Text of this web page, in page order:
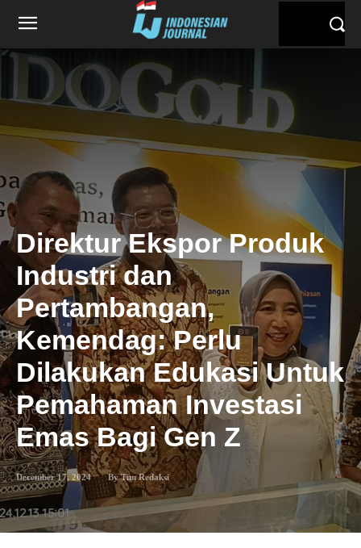
Direktur Ekspor Produk
Industri dan
Pertambangan,
Kemendag: Perlu
Dilakukan Edukasi Untuk
Pemahaman Investasi
Emas Bagi Gen Z
December 17, 2024 By Tim Redaksi